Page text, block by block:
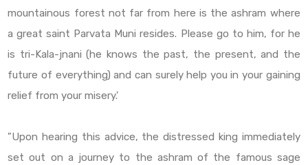
mountainous forest not far from here is the ashram where
a great saint Parvata Muni resides. Please go to him, for he
is tri-Kala-jnani (he knows the past, the present, and the
future of everything) and can surely help you in your gaining
relief from your misery.'
"Upon hearing this advice, the distressed king immediately
set out on a journey to the ashram of the famous sage